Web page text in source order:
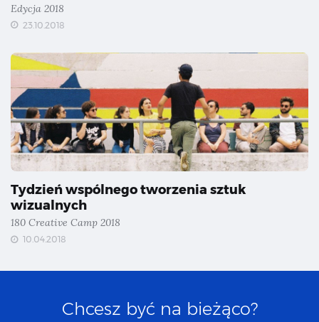
Edycja 2018
23.10.2018
Tydzień wspólnego tworzenia sztuk
wizualnych
180 Creative Camp 2018
10.04.2018
Chcesz być na bieżąco?